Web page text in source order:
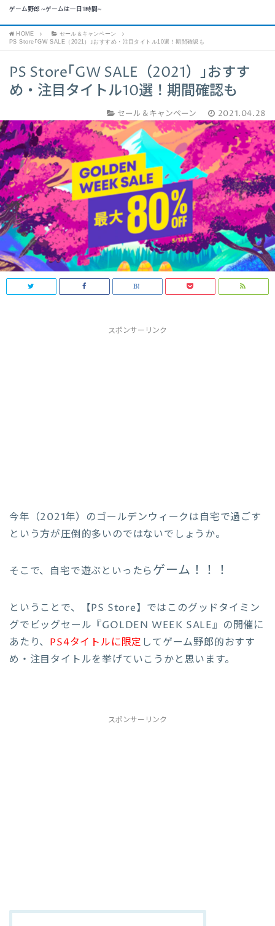
ゲーム野郎 ~ゲームは一日1時間~
HOME
セール＆キャンペーン
PS Store｢GW SALE（2021）｣おすすめ・注目タイトル10選！期間確認も
PS Store｢GW SALE（2021）｣おすす
め・注目タイトル10選！期間確認も
セール＆キャンペーン 2021.04.28
スポンサーリンク
今年（2021年）のゴールデンウィークは自宅で過ごす
という方が圧倒的多いのではないでしょうか。
そこで、自宅で遊ぶといったらゲーム！！！
ということで、
【PS Store】ではこのグッドタイミン
グでビッグセール『GOLDEN WEEK SALE』の開催に
あたり、 PS4タイトルに限定 してゲーム野郎的おすす
め・注目タイトルを挙げていこうかと思います。
スポンサーリンク